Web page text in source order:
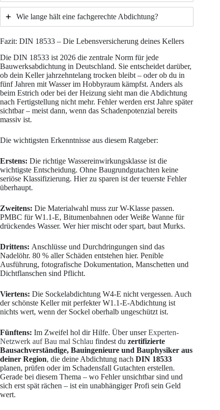
Wie lange hält eine fachgerechte Abdichtung?
Fazit: DIN 18533 – Die Lebensversicherung deines Kellers
Die DIN 18533 ist 2026 die zentrale Norm für jede
Bauwerksabdichtung in Deutschland. Sie entscheidet darüber,
ob dein Keller jahrzehntelang trocken bleibt – oder ob du in
fünf Jahren mit Wasser im Hobbyraum kämpfst. Anders als
beim Estrich oder bei der Heizung sieht man die Abdichtung
nach Fertigstellung nicht mehr. Fehler werden erst Jahre später
sichtbar – meist dann, wenn das Schadenpotenzial bereits
massiv ist.
Die wichtigsten Erkenntnisse aus diesem Ratgeber:
Erstens: Die richtige Wassereinwirkungsklasse ist die
wichtigste Entscheidung. Ohne Baugrundgutachten keine
seriöse Klassifizierung. Hier zu sparen ist der teuerste Fehler
überhaupt.
Zweitens: Die Materialwahl muss zur W-Klasse passen.
PMBC für W1.1-E, Bitumenbahnen oder Weiße Wanne für
drückendes Wasser. Wer hier mischt oder spart, baut Murks.
Drittens: Anschlüsse und Durchdringungen sind das
Nadelöhr. 80 % aller Schäden entstehen hier. Penible
Ausführung, fotografische Dokumentation, Manschetten und
Dichtflanschen sind Pflicht.
Viertens: Die Sockelabdichtung W4-E nicht vergessen. Auch
der schönste Keller mit perfekter W1.1-E-Abdichtung ist
nichts wert, wenn der Sockel oberhalb ungeschützt ist.
Fünftens: Im Zweifel hol dir Hilfe. Über unserExperten-
Netzwerk auf Bau mal Schlau findest du zertifizierte
Bausachverständige, Bauingenieure und Bauphysiker aus
deiner Region, die deine Abdichtung nach DIN 18533
planen, prüfen oder im Schadensfall Gutachten erstellen.
Gerade bei diesem Thema – wo Fehler unsichtbar sind und
sich erst spät rächen – ist ein unabhängiger Profi sein Geld
wert.